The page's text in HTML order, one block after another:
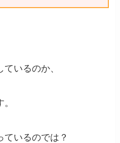
いるのか、
ているのでは？